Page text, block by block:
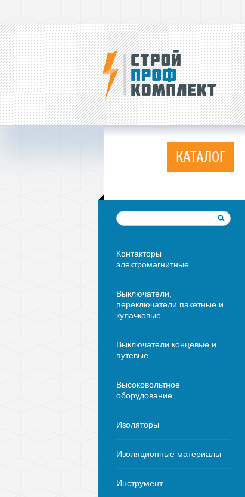
КАТАЛОГ
Контакторы
электромагнитные
Выключатели,
переключатели пакетные и
кулачковые
Выключатели концевые и
путевые
Высоковольтное
оборудование
Изоляторы
Изоляционные материалы
Инструмент